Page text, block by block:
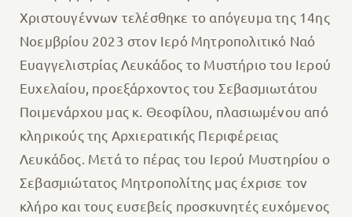
Χριστουγέννων τελέσθηκε το απόγευμα της 14ης
Νοεμβρίου 2023 στον Ιερό Μητροπολιτικό Ναό
Ευαγγελιστρίας Λευκάδος το Μυστήριο του Ιερού
Ευχελαίου, προεξάρχοντος του Σεβασμιωτάτου
Ποιμενάρχου μας κ. Θεοφίλου, πλασιωμένου από
κληρικούς της Αρχιερατικής Περιφέρειας
Λευκάδος. Μετά το πέρας του Ιερού Μυστηρίου ο
Σεβασμιώτατος Μητροπολίτης μας έχρισε τον
κλήρο και τους ευσεβείς προσκυνητές ευχόμενος